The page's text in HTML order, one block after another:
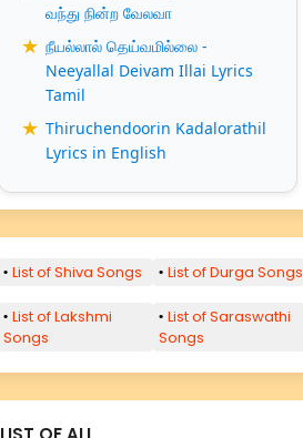
வந்து நின்ற வேலவா
நீயல்லால் தெய்வமில்லை -
Neeyallal Deivam Illai Lyrics
Tamil
Thiruchendoorin Kadalorathil
Lyrics in English
List of Shiva Songs List of Durga Songs
List of Lakshmi
Songs
List of Saraswathi
Songs